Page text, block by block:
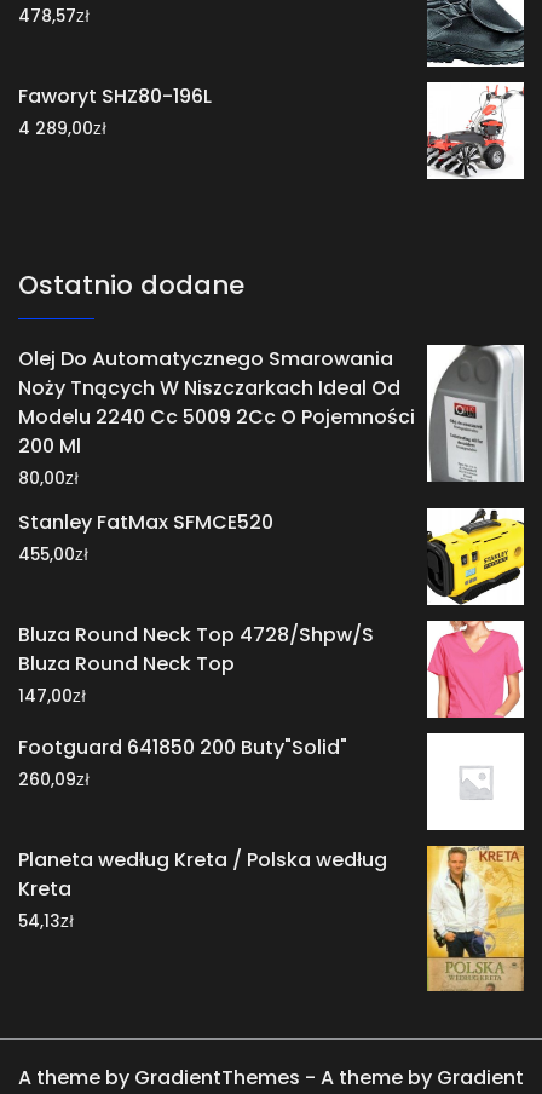
478,57zł
Faworyt SHZ80-196L
4 289,00zł
Ostatnio dodane
Olej Do Automatycznego Smarowania
Noży Tnących W Niszczarkach Ideal Od
Modelu 2240 Cc 5009 2Cc O Pojemności
200 Ml
80,00zł
Stanley FatMax SFMCE520
455,00zł
Bluza Round Neck Top 4728/Shpw/S
Bluza Round Neck Top
147,00zł
Footguard 641850 200 Buty"Solid"
260,09zł
Planeta według Kreta / Polska według
Kreta
54,13zł
A theme by GradientThemes - A theme by Gradient